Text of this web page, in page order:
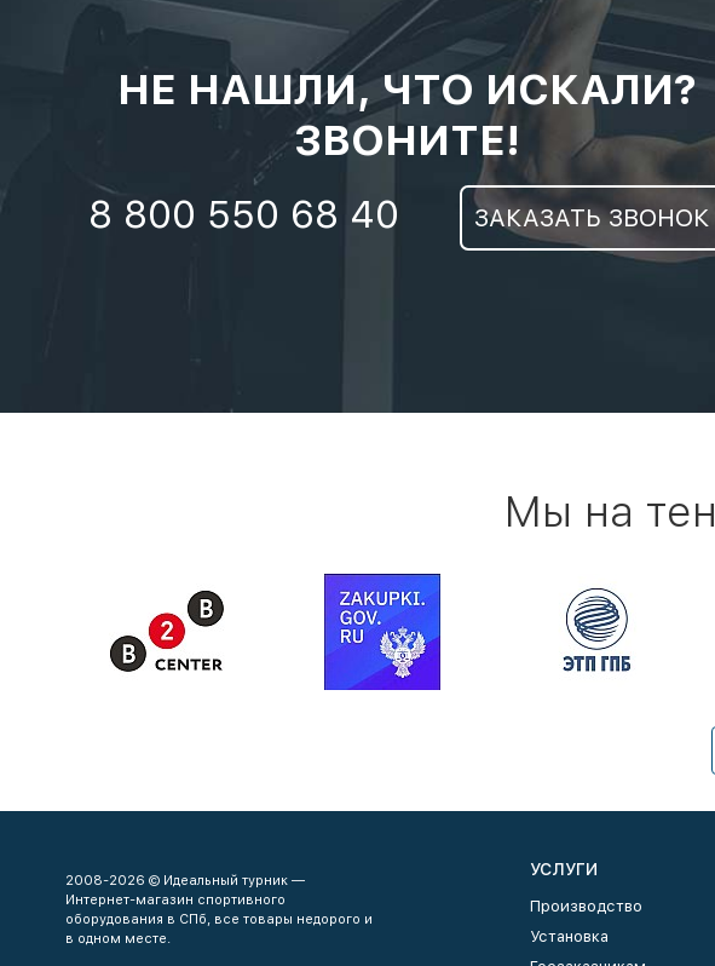
НЕ НАШЛИ, ЧТО ИСКАЛИ?
ЗВОНИТЕ!
8 800 550 68 40 ЗАКАЗАТЬ ЗВОНОК
Мы на
2008-2026 © Идеальный турник —
Интернет-магазин спортивного
оборудования в СПб, все товары недорого и
в одном месте.
УСЛУГИ
Производство
Установка